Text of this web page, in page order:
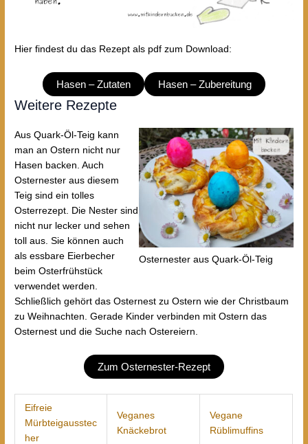
Hier findest du das Rezept als pdf zum Download:
Hasen – Zutaten Hasen – Zubereitung
Weitere Rezepte
Osternester aus Quark-Öl-Teig
Aus Quark-Öl-Teig kann
man an Ostern nicht nur
Hasen backen. Auch
Osternester aus diesem
Teig sind ein tolles
Osterrezept. Die Nester sind
nicht nur lecker und sehen
toll aus. Sie können auch
als essbare Eierbecher
beim Osterfrühstück
verwendet werden.
Schließlich gehört das Osternest zu Ostern wie der Christbaum
zu Weihnachten. Gerade Kinder verbinden mit Ostern das
Osternest und die Suche nach Ostereiern.
Zum Osternester-Rezept
Eifreie
Mürbteigausstec
her
Veganes
Knäckebrot
Vegane
Rüblimuffins